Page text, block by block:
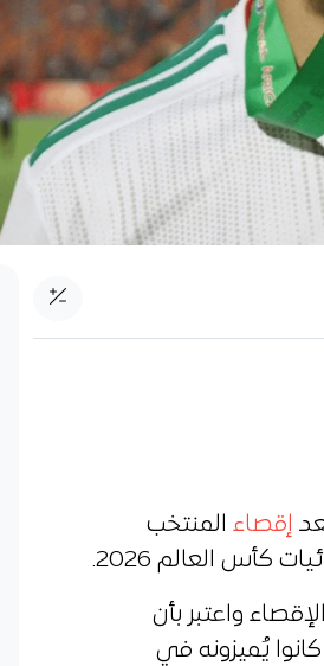
إقصاء المنتخب
واعتبر بأن
يُميزونه في